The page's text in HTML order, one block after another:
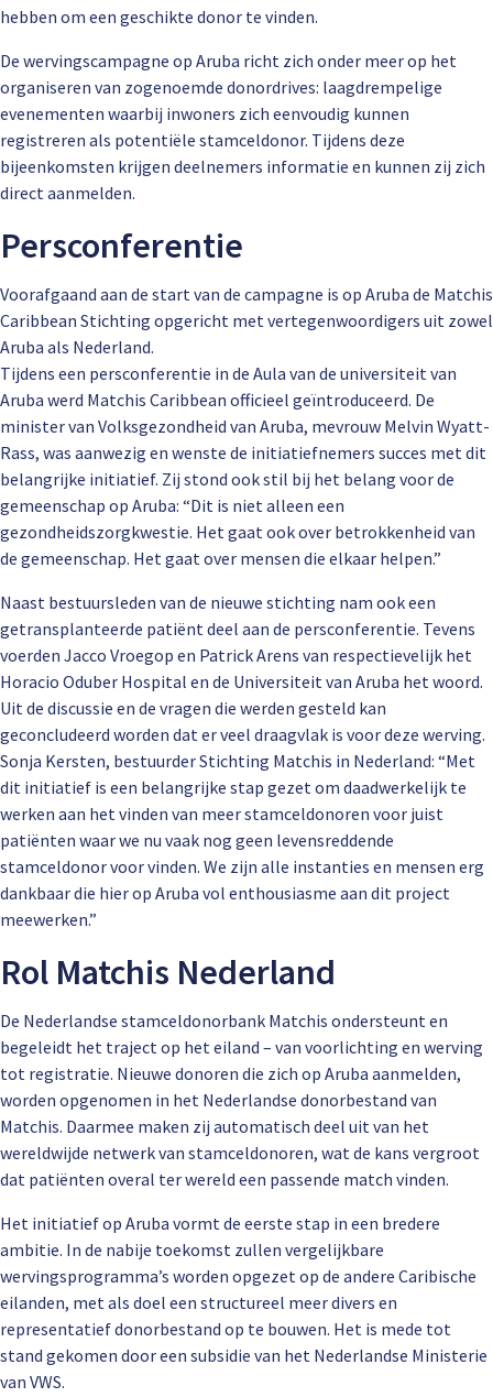
hebben om een geschikte donor te vinden.
De wervingscampagne op Aruba richt zich onder meer op het
organiseren van zogenoemde donordrives: laagdrempelige
evenementen waarbij inwoners zich eenvoudig kunnen
registreren als potentiële stamceldonor. Tijdens deze
bijeenkomsten krijgen deelnemers informatie en kunnen zij zich
direct aanmelden.
Persconferentie
Voorafgaand aan de start van de campagne is op Aruba de Matchis
Caribbean Stichting opgericht met vertegenwoordigers uit zowel
Aruba als Nederland.
Tijdens een persconferentie in de Aula van de universiteit van
Aruba werd Matchis Caribbean officieel geïntroduceerd. De
minister van Volksgezondheid van Aruba, mevrouw Melvin Wyatt-
Rass, was aanwezig en wenste de initiatiefnemers succes met dit
belangrijke initiatief. Zij stond ook stil bij het belang voor de
gemeenschap op Aruba: “Dit is niet alleen een
gezondheidszorgkwestie. Het gaat ook over betrokkenheid van
de gemeenschap. Het gaat over mensen die elkaar helpen.”
Naast bestuursleden van de nieuwe stichting nam ook een
getransplanteerde patiënt deel aan de persconferentie. Tevens
voerden Jacco Vroegop en Patrick Arens van respectievelijk het
Horacio Oduber Hospital en de Universiteit van Aruba het woord.
Uit de discussie en de vragen die werden gesteld kan
geconcludeerd worden dat er veel draagvlak is voor deze werving.
Sonja Kersten, bestuurder Stichting Matchis in Nederland: “Met
dit initiatief is een belangrijke stap gezet om daadwerkelijk te
werken aan het vinden van meer stamceldonoren voor juist
patiënten waar we nu vaak nog geen levensreddende
stamceldonor voor vinden. We zijn alle instanties en mensen erg
dankbaar die hier op Aruba vol enthousiasme aan dit project
meewerken.”
Rol Matchis Nederland
De Nederlandse stamceldonorbank Matchis ondersteunt en
begeleidt het traject op het eiland – van voorlichting en werving
tot registratie. Nieuwe donoren die zich op Aruba aanmelden,
worden opgenomen in het Nederlandse donorbestand van
Matchis. Daarmee maken zij automatisch deel uit van het
wereldwijde netwerk van stamceldonoren, wat de kans vergroot
dat patiënten overal ter wereld een passende match vinden.
Het initiatief op Aruba vormt de eerste stap in een bredere
ambitie. In de nabije toekomst zullen vergelijkbare
wervingsprogramma’s worden opgezet op de andere Caribische
eilanden, met als doel een structureel meer divers en
representatief donorbestand op te bouwen. Het is mede tot
stand gekomen door een subsidie van het Nederlandse Ministerie
van VWS.